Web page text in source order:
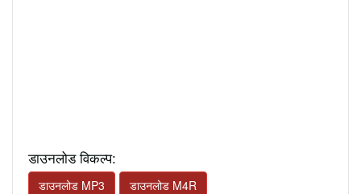
डाउनलोड विकल्प:
डाउनलोड MP3 डाउनलोड M4R